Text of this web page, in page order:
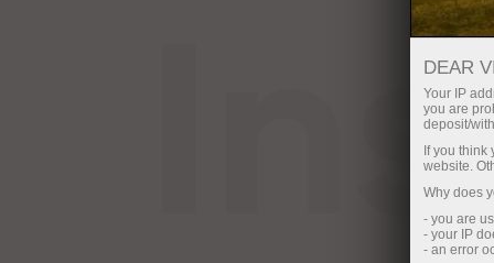
DEAR
Your IP
you are
deposit/
If you
website.
Why does
- you are
- your IP
- an error